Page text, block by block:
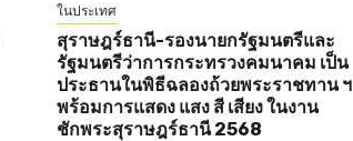
ในประเทศ
สุราษฎร์ธานี-รองนายกรัฐมนตรีและ
รัฐมนตรีว่าการกระทรวงคมนาคม เป็น
ประธานในพิธีฉลองถ้วยพระราชทาน ฯ
พร้อมการแสดง แสง สี เสียง ในงาน
ชักพระสุราษฎร์ธานี 2568